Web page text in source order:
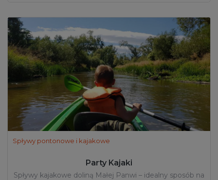
Spływy pontonowe i kajakowe
Party Kajaki
Spływy kajakowe doliną Małej Panwi – idealny sposób na